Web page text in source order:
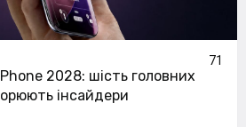
71
2028: шість головних
інсайдери